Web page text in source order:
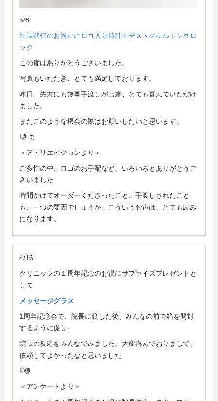
5/8
社長就任のお祝いにロゴ入り時計モデストスケルトンクロ
ック
この度はありがとうございました。
写真もいただき、とても満足しております。
昨日、先方にも無事手渡しが出来、とても喜んでいただけ
ました。
またこのような機会の際はお願いしたいと思います。
Iさま
＜アトリエピジョンより＞
ご多忙の中、ロゴのお手配など、いろいろとありがとうご
ざいました
時間かけてオーダーくださったこと、手渡しされたこと
も、一つの要因でしょうか。こういうお声は、とても励み
になります。
4/16
クリニックの１周年記念のお祝にサプライズプレゼントと
して
メッセージグラス
1周年記念会で、院長に渡した後、みんなの前で箱を開封
するように促し、
院長の反応をみんなでみました。大変喜んでおりまして、
依頼してよかったなと思いました
K様
＜アンケートより＞